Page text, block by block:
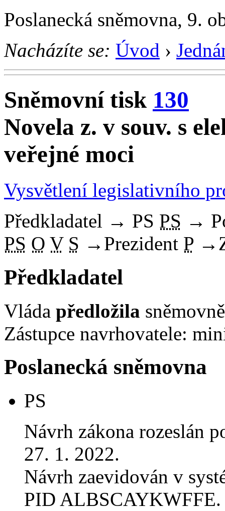
Poslanecká sněmovna, 9.
Nacházíte se: Úvod ›
Sněmovní tisk 130
Novela z. v souv. s
veřejné moci
Vysvětlení legislativního
Předkladatel → PS PS →
PS O V S → Prezident P →
Předkladatel
Vláda předložila
Zástupce navrhovatele:
Poslanecká sněmovna
PS
Návrh zákona rozeslán
27. 1. 2022.
Návrh zaevidován v
PID ALBSCAYKWFFE.